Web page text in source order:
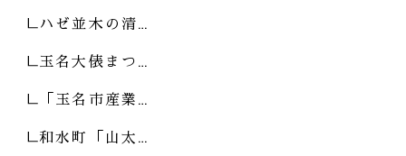
ハゼ並木の清…
玉名大俵まつ…
「玉名市産業…
和水町「山太…